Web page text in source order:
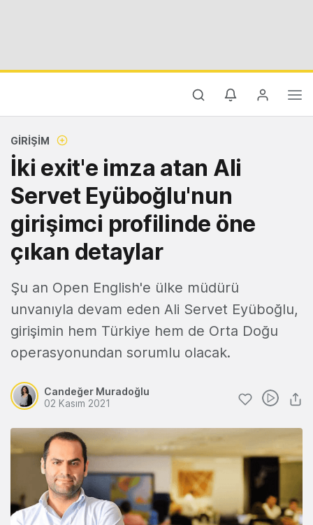
GIRIŞIM
İki exit'e imza atan Ali
Servet Eyüboğlu'nun
girişimci profilinde öne
çıkan detaylar
Şu an Open English'e ülke müdürü
unvanıyla devam eden Ali Servet Eyüboğlu,
girişimin hem Türkiye hem de Orta Doğu
operasyonundan sorumlu olacak.
Candeğer Muradoğlu
02 Kasım 2021